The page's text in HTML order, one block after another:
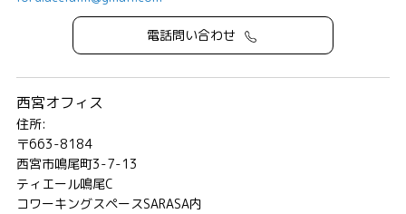
電話問い合わせ
西宮オフィス
住所:
〒663-8184
西宮市鳴尾町3-7-13
ティエール鳴尾C
コワーキングスペースSARASA内